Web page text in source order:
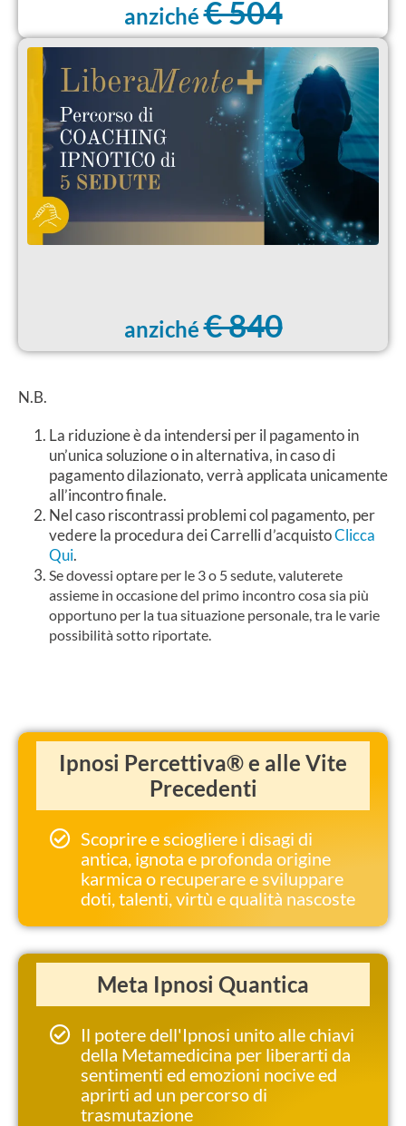
anziché€ 504
anziché€ 840
N.B.
La riduzione è da intendersi per il pagamento in
un’unica soluzione o in alternativa, in caso di
pagamento dilazionato, verrà applicata unicamente
all’incontro finale.
Nel caso riscontrassi problemi col pagamento, per
vedere la procedura dei Carrelli d’acquistoClicca
Qui.
Se dovessi optare per le 3 o 5 sedute, valuterete
assieme in occasione del primo incontro cosa sia più
opportuno per la tua situazione personale, tra le varie
possibilità sotto riportate.
Ipnosi Percettiva® e alle Vite
Precedenti
Scoprire e sciogliere i disagi di
antica, ignota e profonda origine
karmica o recuperare e sviluppare
doti, talenti, virtù e qualità nascoste
Meta Ipnosi Quantica
Il potere dell'Ipnosi unito alle chiavi
della Metamedicina per liberarti da
sentimenti ed emozioni nocive ed
aprirti ad un percorso di
trasmutazione